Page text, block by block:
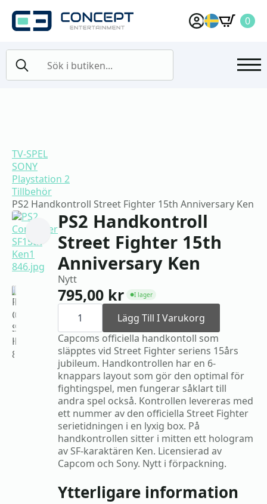
0
for:
TV-SPEL
SONY
Playstation 2
Tillbehör
PS2 Handkontroll Street Fighter 15th Anniversary Ken
PS2 Handkontroll
Street Fighter 15th
Anniversary Ken
Nytt
795,00 kr ●I lager
PS2
Handkontroll
Fighter
15th
Anniversary
Ken
mängd
Lägg Till I Varukorg
Capcoms officiella handkontoll som
släpptes vid Street Fighter seriens 15års
jubileum. Handkontrollen har en 6-
knappars layout som gör den optimal för
fightingspel, men fungerar såklart till
andra spel också. Kontrollen levereras med
ett nummer av den officiella Street Fighter
serietidningen i en lyxig box. På
handkontrollen sitter i mitten ett hologram
av SF-karaktären Ken. Licensierad av
Capcom och Sony. Nytt i förpackning.
Ytterligare information